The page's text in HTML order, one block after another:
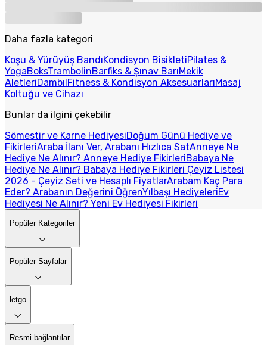
Daha fazla kategori
Koşu & Yürüyüş BandıKondisyon BisikletiPilates &
YogaBoksTrambolinBarfiks & Şınav BarıMekik
AletleriDambılFitness & Kondisyon AksesuarlarıMasaj
Koltuğu ve Cihazı
Bunlar da ilgini çekebilir
Sömestir ve Karne HediyesiDoğum Günü Hediye ve
FikirleriAraba İlanı Ver, Arabanı Hızlıca SatAnneye Ne
Hediye Ne Alınır? Anneye Hediye FikirleriBabaya Ne
Hediye Ne Alınır? Babaya Hediye Fikirleri Çeyiz Listesi
2026 - Çeyiz Seti ve Hesaplı FiyatlarArabam Kaç Para
Eder? Arabanın Değerini ÖğrenYılbaşı HediyeleriEv
Hediyesi Ne Alınır? Yeni Ev Hediyesi Fikirleri
Popüler Kategoriler
Popüler Sayfalar
letgo
Resmi bağlantılar